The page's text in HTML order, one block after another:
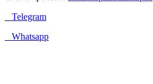
Telegram
Whatsapp